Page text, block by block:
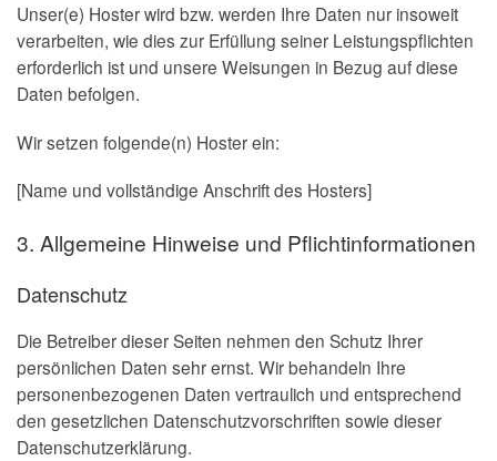
Unser(e) Hoster wird bzw. werden Ihre Daten nur insoweit
verarbeiten, wie dies zur Erfüllung seiner Leistungspflichten
erforderlich ist und unsere Weisungen in Bezug auf diese
Daten befolgen.
Wir setzen folgende(n) Hoster ein:
[Name und vollständige Anschrift des Hosters]
3. Allgemeine Hinweise und Pflicht­informationen
Datenschutz
Die Betreiber dieser Seiten nehmen den Schutz Ihrer
persönlichen Daten sehr ernst. Wir behandeln Ihre
personenbezogenen Daten vertraulich und entsprechend
den gesetzlichen Datenschutzvorschriften sowie dieser
Datenschutzerklärung.